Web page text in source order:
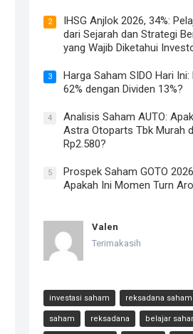
2
IHSG Anjlok 2026, 34%:
dari Sejarah dan Strategi
yang Wajib Diketahui
3
Harga Saham SIDO Hari Ini:
62% dengan Dividen 13%?
4
Analisis Saham AUTO:
Astra Otoparts Tbk Murah
Rp2.580?
5
Prospek Saham GOTO
Apakah Ini Momen Turn
Valen
Terimakasih
investasi saham reksadana saham
saham reksadana belajar